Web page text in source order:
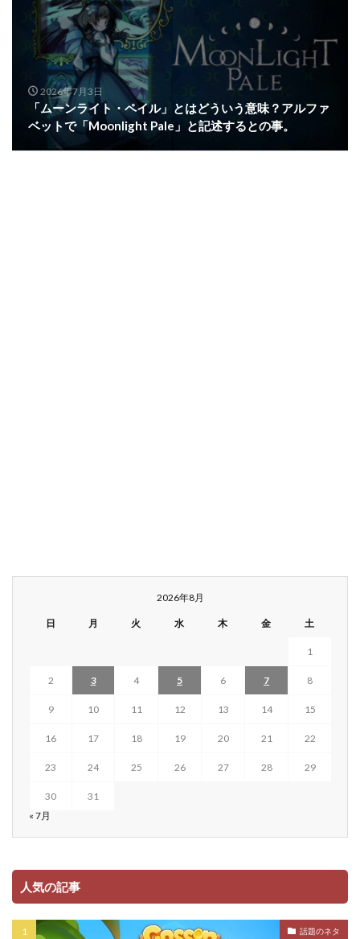
2026年7月3日
「ムーンライト・ペイル」とはどういう意味？アルファ
ベットで「Moonlight Pale」と記述するとの事。
2026年8月
日 月 火 水 木 金 土
1
2 3 4 5 6 7 8
9 10 11 12 13 14 15
16 17 18 19 20 21 22
23 24 25 26 27 28 29
30
31
« 7月
人気の記事
話題のネタ